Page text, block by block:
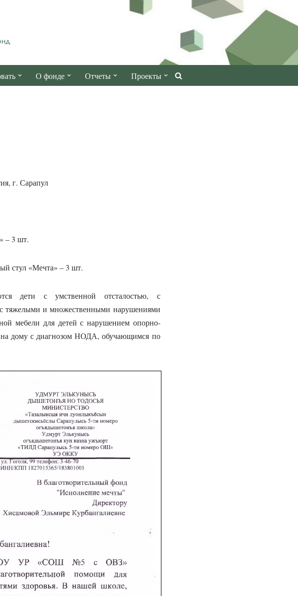
О фонде Отчеты Проекты
г. Сарапул
– 3 шт.
стул «Мечта» – 3 шт.
дети с умственной отсталостью, с
тяжелыми и множественными нарушениями
мебели для детей с нарушением опорно-
на дому с диагнозом НОДА, обучающимся по